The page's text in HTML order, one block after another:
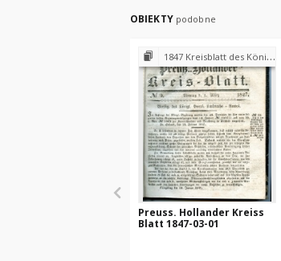
OBIEKTY podobne
1847 Kreisblatt des Königl. Preuss. Landraths-Amtes Preuss. Holland
Preuss. Hollander Kreiss
Blatt 1847-03-01